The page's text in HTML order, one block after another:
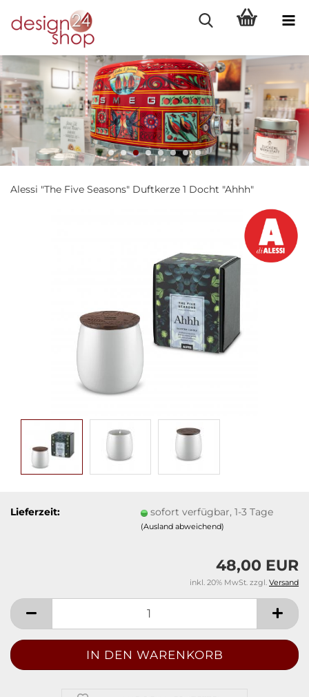
Alessi "The Five Seasons" Duftkerze 1 Docht "Ahhh"
Lieferzeit: sofort verfügbar, 1-3 Tage
(Ausland abweichend)
48,00 EUR
inkl. 20% MwSt. zzgl. Versand